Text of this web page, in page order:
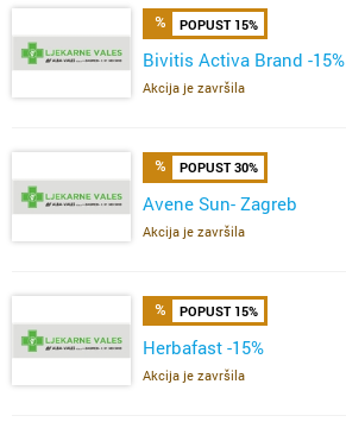
POPUST 15%
Bivitis Activa Brand -15%
Akcija je završila
POPUST 30%
Avene Sun- Zagreb
Akcija je završila
POPUST 15%
Herbafast -15%
Akcija je završila